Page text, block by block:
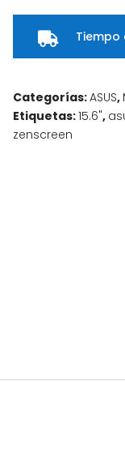

Categorías:ASUS,
Etiquetas:15.6",
zenscreen